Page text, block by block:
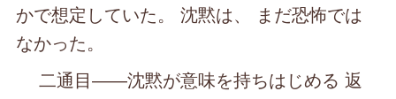
かで想定していた。 沈黙は、 まだ恐怖では
なかった。
二通目――沈黙が意味を持ちはじめる 返